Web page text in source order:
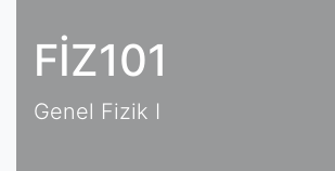
FİZ101
Genel Fizik I